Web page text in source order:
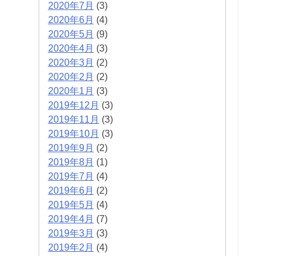
2020年7月 (3)
2020年6月 (4)
2020年5月 (9)
2020年4月 (3)
2020年3月 (2)
2020年2月 (2)
2020年1月 (3)
2019年12月 (3)
2019年11月 (3)
2019年10月 (3)
2019年9月 (2)
2019年8月 (1)
2019年7月 (4)
2019年6月 (2)
2019年5月 (4)
2019年4月 (7)
2019年3月 (3)
2019年2月 (4)